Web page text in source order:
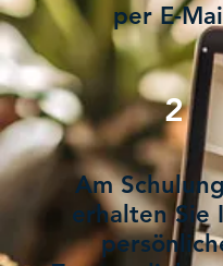
per E-
2
Am
erhalten Sie